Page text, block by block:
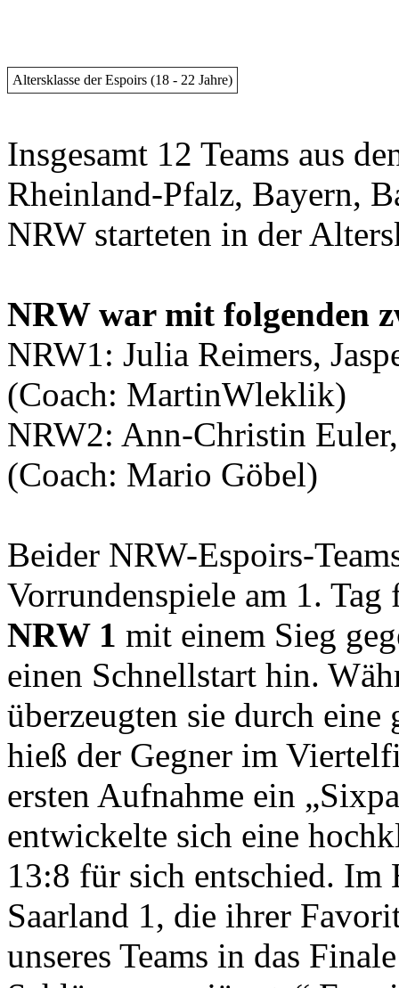
Altersklasse der Espoirs (18 - 22 Jahre)
Insgesamt 12 Teams aus
Rheinland-Pfalz, Bayern,
NRW starteten in der
NRW war mit folgenden
NRW1: Julia Reimers,
(Coach: MartinWleklik)
NRW2: Ann-Christin
(Coach: Mario Göbel)
Beider NRW-Espoirs-
Vorrundenspiele am 1.
NRW 1 mit einem Sieg
einen Schnellstart hin.
überzeugten sie durch eine
hieß der Gegner im
ersten Aufnahme ein
entwickelte sich eine
13:8 für sich entschied. Im
Saarland 1, die ihrer
unseres Teams in das